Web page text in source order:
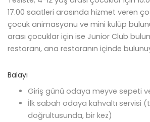
17.00 saatleri arasında hizmet veren
çocuk animasyonu ve mini kulüp
arası çocuklar için ise Junior Club
restoranı, ana restoranın içinde
Balayı
Giriş günü odaya meyve sepeti
İlk sabah odaya kahvaltı servisi
doğrultusunda, bir kez)